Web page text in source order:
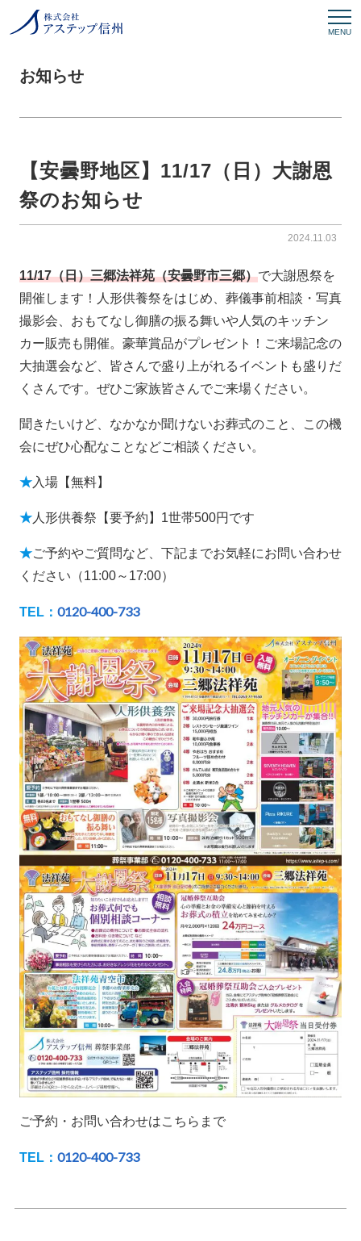
MENU
お知らせ
2024.11.03
【安曇野地区】11/17（日）大謝恩
祭のお知らせ
11/17（日）三郷法祥苑（安曇野市三郷）で大謝恩祭を
開催します！人形供養祭をはじめ、葬儀事前相談・写真
撮影会、おもてなし御膳の振る舞いや人気のキッチン
カー販売も開催。豪華賞品がプレゼント！ご来場記念の
大抽選会など、皆さんで盛り上がれるイベントも盛りだ
くさんです。ぜひご家族皆さんでご来場ください。
聞きたいけど、なかなか聞けないお葬式のこと、この機
会にぜひ心配なことなどご相談ください。
★入場【無料】
★ 人形供養祭【要予約】1世帯500円です
★ご予約やご質問など、下記までお気軽にお問い合わせ
ください（11:00～17:00）
TEL： 0120-400-733
ご予約・お問い合わせはこちらまで
TEL： 0120-400-733